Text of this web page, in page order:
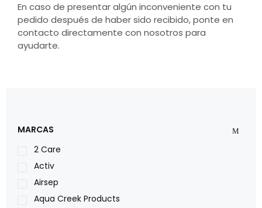
En caso de presentar algún inconveniente con tu
pedido después de haber sido recibido, ponte en
contacto directamente con nosotros para
ayudarte.
MARCAS
2 Care
Activ
Airsep
Aqua Creek Products